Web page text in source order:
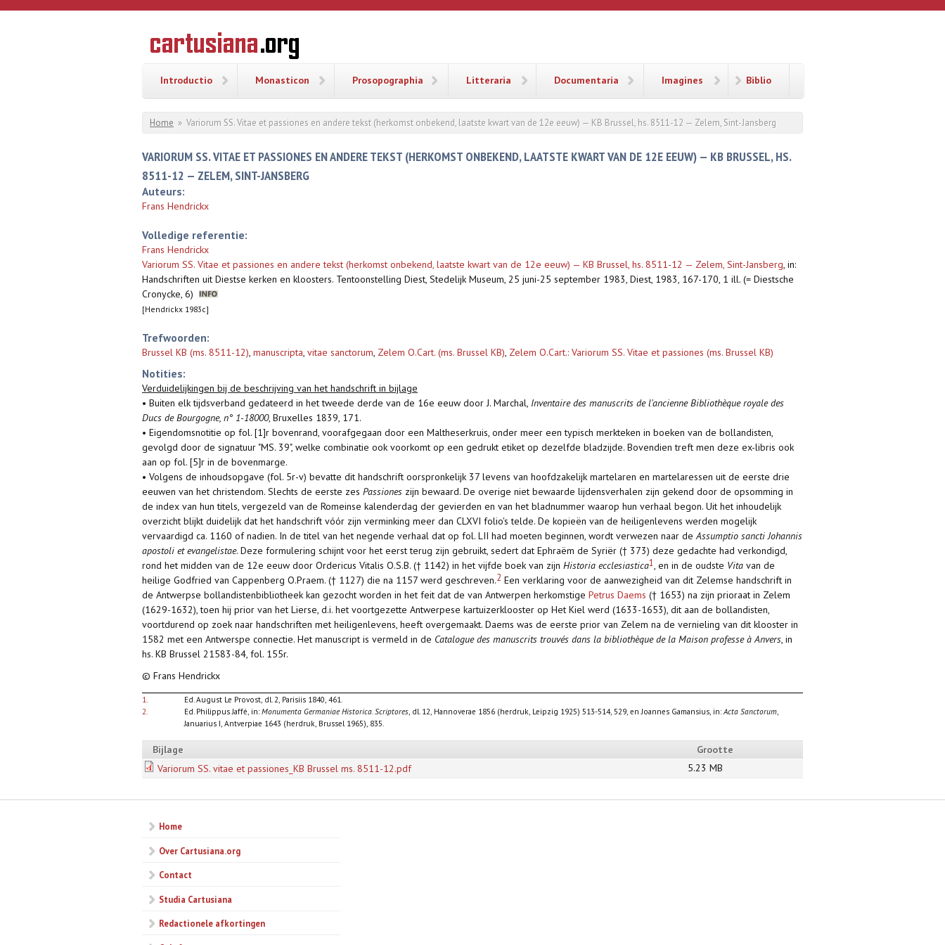
Overslaan en naar de inhoud gaan
CARTUSIANA
Geschiedenis
van de
Introductio Monasticon Prosopographia Litteraria Documentaria Imagines Biblio
U bent hier
Home » Variorum SS. Vitae et passiones en andere tekst (herkomst onbekend, laatste kwart van de 12e eeuw) — KB Brussel, hs. 8511-12 — Zelem, Sint-Jansberg
VARIORUM SS. VITAE ET PASSIONES EN ANDERE TEKST (HERKOMST ONBEKEND, LAATSTE KWART VAN DE 12E EEUW) — KB BRUSSEL, HS.
8511-12 — ZELEM, SINT-JANSBERG
Auteurs:
Frans Hendrickx
Volledige referentie:
Frans Hendrickx
Variorum SS. Vitae et passiones en andere tekst (herkomst onbekend, laatste kwart van de 12e eeuw) — KB Brussel, hs. 8511-12 — Zelem, Sint-Jansberg, in:
Handschriften uit Diestse kerken en kloosters. Tentoonstelling Diest, Stedelijk Museum, 25 juni-25 september 1983, Diest, 1983, 167-170, 1 ill. (= Diestsche
Cronycke, 6)
[Hendrickx 1983c]
Trefwoorden:
Brussel KB (ms. 8511-12), manuscripta, vitae sanctorum, Zelem O.Cart. (ms. Brussel KB), Zelem O.Cart.: Variorum SS. Vitae et passiones (ms. Brussel KB)
Notities:
Verduidelijkingen bij de beschrijving van het handschrift in bijlage
• Buiten elk tijdsverband gedateerd in het tweede derde van de 16e eeuw door J. Marchal, Inventaire des manuscrits de l'ancienne Bibliothèque royale des
Ducs de Bourgogne, n° 1-18000, Bruxelles 1839, 171.
• Eigendomsnotitie op fol. [1]r bovenrand, voorafgegaan door een Maltheserkruis, onder meer een typisch merkteken in boeken van de bollandisten,
gevolgd door de signatuur "MS. 39", welke combinatie ook voorkomt op een gedrukt etiket op dezelfde bladzijde. Bovendien treft men deze ex-libris ook
aan op fol. [5]r in de bovenmarge.
• Volgens de inhoudsopgave (fol. 5r-v) bevatte dit handschrift oorspronkelijk 37 levens van hoofdzakelijk martelaren en martelaressen uit de eerste drie
eeuwen van het christendom. Slechts de eerste zes Passiones zijn bewaard. De overige niet bewaarde lijdensverhalen zijn gekend door de opsomming in
de index van hun titels, vergezeld van de Romeinse kalenderdag der gevierden en van het bladnummer waarop hun verhaal begon. Uit het inhoudelijk
overzicht blijkt duidelijk dat het handschrift vóór zijn verminking meer dan CLXVI folio's telde. De kopieën van de heiligenlevens werden mogelijk
vervaardigd ca. 1160 of nadien. In de titel van het negende verhaal dat op fol. LII had moeten beginnen, wordt verwezen naar deAssumptio sancti Johannis
apostoli et evangelistae. Deze formulering schijnt voor het eerst terug zijn gebruikt, sedert dat Ephraëm de Syriër († 373) deze gedachte had verkondigd,
rond het midden van de 12e eeuw door Ordericus Vitalis O.S.B. († 1142) in het vijfde boek van zijn Historia ecclesiastica1, en in de oudste Vita van de
heilige Godfried van Cappenberg O.Praem. († 1127) die na 1157 werd geschreven.2 Een verklaring voor de aanwezigheid van dit Zelemse handschrift in
de Antwerpse bollandistenbibliotheek kan gezocht worden in het feit dat de van Antwerpen herkomstige Petrus Daems († 1653) na zijn prioraat in Zelem
(1629-1632), toen hij prior van het Lierse, d.i. het voortgezette Antwerpese kartuizerklooster op Het Kiel werd (1633-1653), dit aan de bollandisten,
voortdurend op zoek naar handschriften met heiligenlevens, heeft overgemaakt. Daems was de eerste prior van Zelem na de vernieling van dit klooster in
1582 met een Antwerspe connectie. Het manuscript is vermeld in de Catalogue des manuscrits trouvés dans la bibliothèque de la Maison professe à Anvers, in
hs. KB Brussel 21583-84, fol. 155r.
© Frans Hendrickx
1.
Ed. August Le Provost, dl. 2, Parisiis 1840, 461.
2.
Ed. Philippus Jaffé, in:Monumenta Germaniae Historica. Scriptores, dl. 12, Hannoverae 1856 (herdruk, Leipzig 1925) 513-514, 529, en Joannes Gamansius, in:Acta Sanctorum,
Januarius I, Antverpiae 1643 (herdruk, Brussel 1965), 835.
Bijlage
Grootte
Variorum SS. vitae et passiones_KB Brussel ms. 8511-12.pdf
5.23 MB
Home
Over Cartusiana.org
Contact
Studia Cartusiana
Redactionele afkortingen